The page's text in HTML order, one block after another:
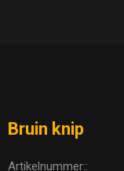
Bruin knip
Artikelnummer::